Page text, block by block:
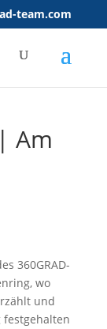
team.com
Am
360GRAD-
wo
und
festgehalten